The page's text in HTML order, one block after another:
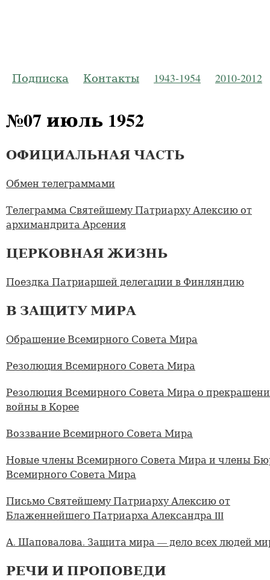
Подписка Контакты 1943-1954 2010-2012
№07 июль 1952
ОФИЦИАЛЬНАЯ ЧАCТЬ
Обмен телеграммами
Телеграмма Святейшему Патриарху Алексию от
архимандрита Арсения
ЦЕРКОВНАЯ ЖИЗНЬ
Поездка Патриаршей делегации в Финляндию
В ЗАЩИТУ МИРА
Обращение Всемирного Совета Мира
Резолюция Всемирного Совета Мира
Резолюция Всемирного Совета Мира о
войны в Корее
Воззвание Всемирного Совета Мира
Новые члены Всемирного Совета Мира и члены
Всемирного Совета Мира
Письмо Святейшему Патриарху Алексию от
Блаженнейшего Патриарха Александра III
А. Шаповалова. Защита мира — дело всех людей
РЕЧИ И ПРОПОВЕДИ